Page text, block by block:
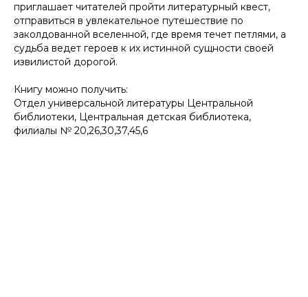
приглашает читателей пройти литературный квест,
отправиться в увлекательное путешествие по
заколдованной вселенной, где время течет петлями, а
судьба ведет героев к их истинной сущности своей
извилистой дорогой.
Книгу можно получить:
Отдел универсальной литературы Центральной
библиотеки, Центральная детская библиотека,
филиалы № 20,26,30,37,45,6